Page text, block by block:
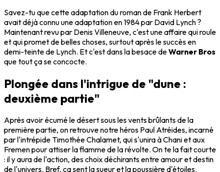
Savez-tu que cette adaptation du roman de Frank Herbert
avait déjà connu une adaptation en 1984 par David Lynch ?
Maintenant revu par Denis Villeneuve, c'est une affaire qui roule
et qui promet de belles choses, surtout après le succès en
demi-teinte de Lynch. Et c'est dans la besace deWarner Bros
que tout ça se concocte.
Plongée dans l'intrigue de "dune :
deuxième partie"
Après avoir écumé le désert sous les vents brûlants de la
première partie, on retrouve notre héros Paul Atréides, incarné
par l'intrépide Timothée Chalamet, qui s'unira à Chani et aux
Fremen pour attiser la flamme de la révolte. On te la fait courte
: il y aura de l'action, des choix déchirants entre amour et destin
de l'univers. Bref, ça sent la sueur et la poussière d'étoiles.